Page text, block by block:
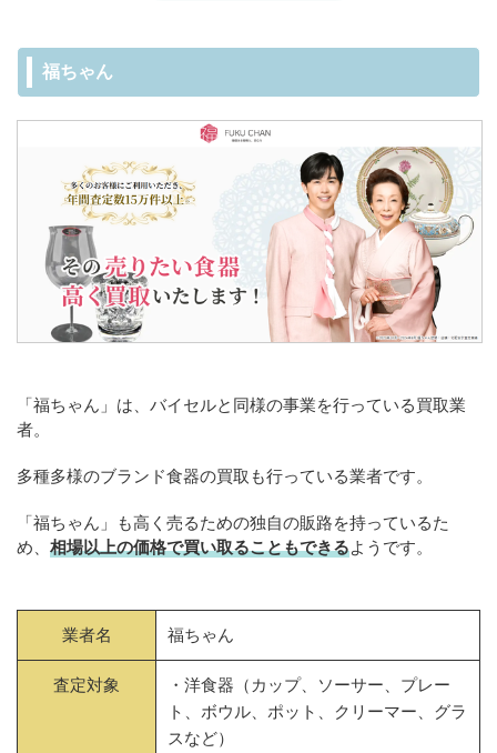
福ちゃん
「福ちゃん」は、バイセルと同様の事業を行っている買取業
者。
多種多様のブランド食器の買取も行っている業者です。
「福ちゃん」も高く売るための独自の販路を持っているた
め、 相場以上の価格で買い取ることもできるようです。
業者名 福ちゃん
査定対象
・洋食器（カップ、ソーサー、プレー
ト、ボウル、ポット、クリーマー、グラ
スなど）